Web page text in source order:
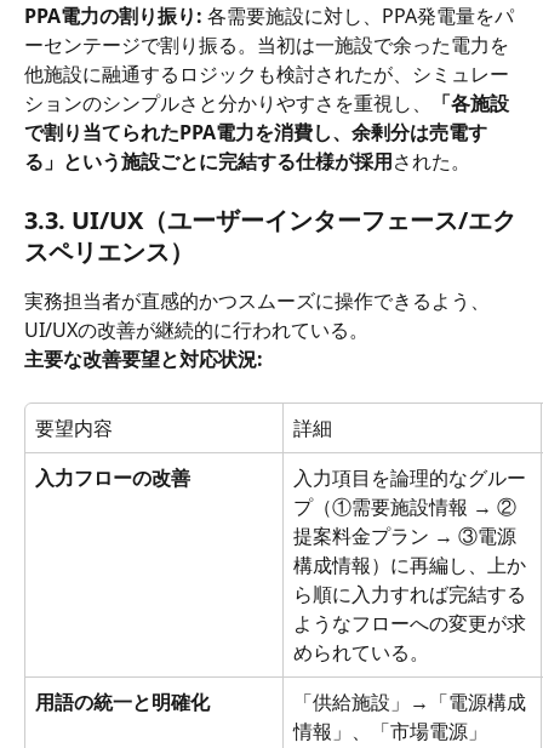
PPA電力の割り振り: 各需要施設に対し、PPA発電量をパ
ーセンテージで割り振る。当初は一施設で余った電力を
他施設に融通するロジックも検討されたが、シミュレー
ションのシンプルさと分かりやすさを重視し、
「各施設
で割り当てられたPPA電力を消費し、余剰分は売電す
る」という施設ごとに完結する仕様が採用された。
3.3. UI/UX（ユーザーインターフェース/エク
スペリエンス）
実務担当者が直感的かつスムーズに操作できるよう、
UI/UXの改善が継続的に行われている。
主要な改善要望と対応状況:
要望内容
詳細
入力フローの改善
入力項目を論理的なグルー
プ（①需要施設情報 → ②
提案料金プラン → ③電源
構成情報）に再編し、上か
ら順に入力すれば完結する
ようなフローへの変更が求
められている。
用語の統一と明確化
「供給施設」→「電源構成
情報」、「市場電源」